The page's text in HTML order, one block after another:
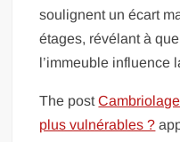
soulignent un écart
étages, révélant à
l’immeuble influence
The post
plus vulnérables ?